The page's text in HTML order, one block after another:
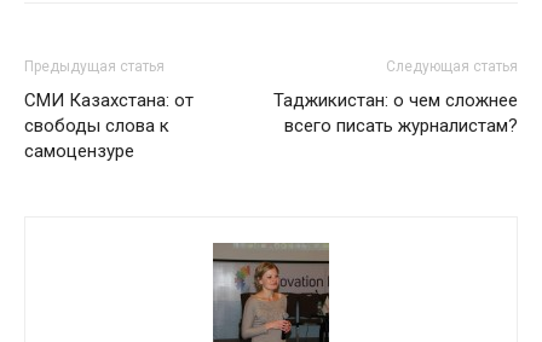
Предыдущая статья
СМИ Казахстана: от
свободы слова к
самоцензуре
Следующая статья
Таджикистан: о чем сложнее
всего писать журналистам?